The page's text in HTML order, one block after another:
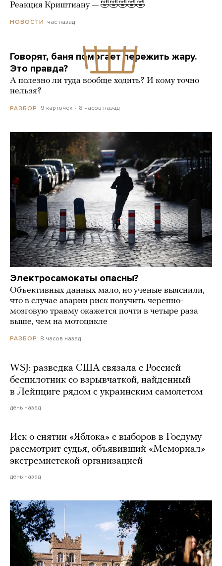
Реакция Криштиану — 🤣🤣🤣🤣🤣
НОВОСТИ час назад
Говорят, баня помогает пережить жару.
Это правда?
А полезно ли туда вообще ходить? И кому точно
нельзя?
РАЗБОР 9 карточек 8 часов назад
Электросамокаты опасны?
Объективных данных мало, но ученые выяснили,
что в случае аварии риск получить черепно-
мозговую травму окажется почти в четыре раза
выше, чем на мотоцикле
РАЗБОР 8 часов назад
WSJ: разведка США связала с Россией
беспилотник со взрывчаткой, найденный
в Лейпциге рядом с украинским самолетом
день назад
Иск о снятии «Яблока» с выборов в Госдуму
рассмотрит судья, объявивший «Мемориал»
экстремистской организацией
день назад